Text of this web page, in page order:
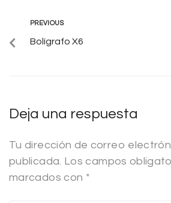
PREVIOUS
Bolígrafo X6
Deja una respuesta
Tu dirección de correo
publicada. Los campos
marcados con *